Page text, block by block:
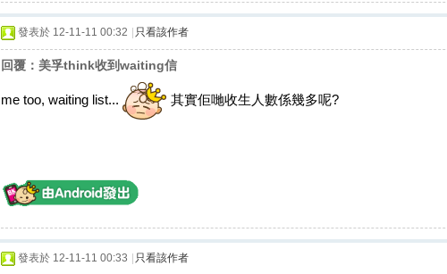
發表於 12-11-11 00:32 只看該作者
回覆：美孚think收到waiting信
me too, waiting list... 其實佢哋收生人數係幾多呢?
發表於 12-11-11 00:33 只看該作者